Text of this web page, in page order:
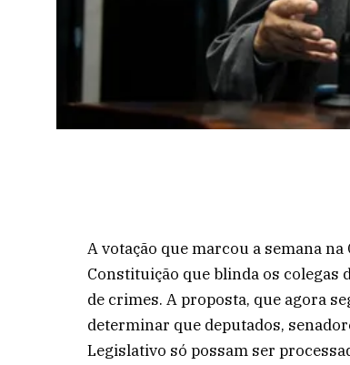
A votação que marcou a semana
Constituição que blinda os colegas
de crimes. A proposta, que agora
determinar que deputados,
Legislativo só possam ser